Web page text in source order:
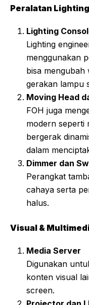
Peralatan Lighting
Lighting
Lighting
menggunakan
bisa mengubah
gerakan lampu
Moving Head
FOH juga
modern seperti
bergerak
dalam
Dimmer dan
Perangkat
cahaya serta
halus.
Visual &
Media Server
Digunakan
konten visual
screen.